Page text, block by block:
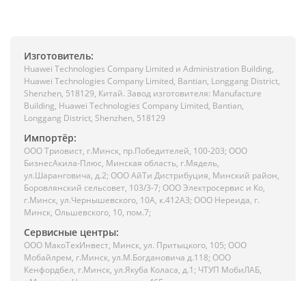
Изготовитель:
Huawei Technologies Company Limited и Administration Building,
Huawei Technologies Company Limited, Bantian, Longgang District,
Shenzhen, 518129, Китай. Завод изготовителя: Manufacture
Building, Huawei Technologies Company Limited, Bantian,
Longgang District, Shenzhen, 518129
Импортёр:
ООО Триовист, г.Минск, пр.Победителей, 100-203; ООО
БизнесАкила-Плюс, Минская область, г.Мядель,
ул.Шаранговича, д.2; ООО АйТи Дистрибуция, Минский район,
Боровлянский сельсовет, 103/3-7; ООО Электросервис и Ко,
г.Минск, ул.Чернышевского, 10А, к.412АЗ; ООО Нереида, г.
Минск, Ольшевского, 10, пом.7;
Сервисные центры:
ООО МакоТехИнвест, Минск, ул. Притыцкого, 105; ООО
Мобайлрем, г.Минск, ул.М.Богдановича д.118; ООО
Кенфордбел, г.Минск, ул.Якуба Коласа, д.1; ЧТУП МобиЛАБ,